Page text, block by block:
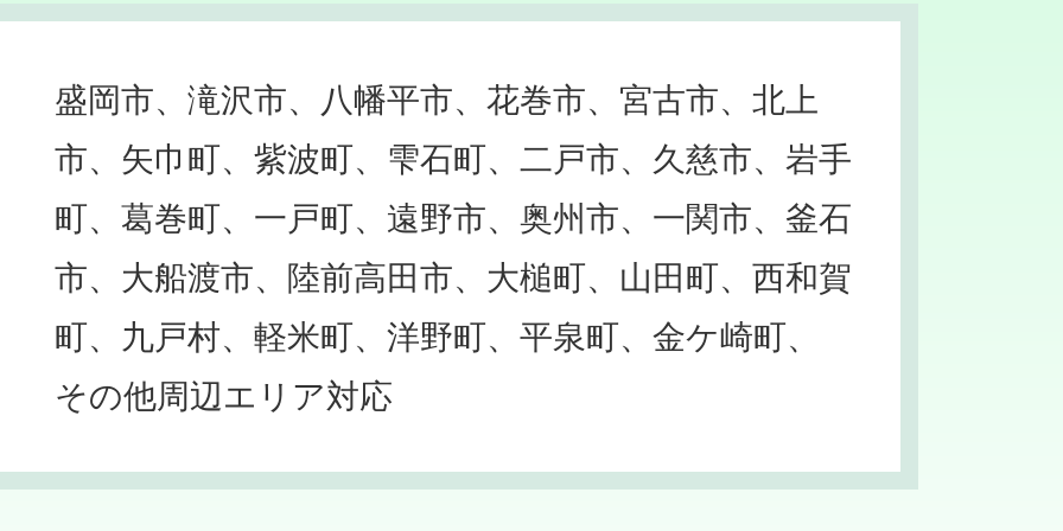
盛岡市、滝沢市、八幡平市、花巻市、宮古市、北上
市、矢巾町、紫波町、雫石町、二戸市、久慈市、岩手
町、葛巻町、一戸町、遠野市、奥州市、一関市、釜石
市、大船渡市、陸前高田市、大槌町、山田町、西和賀
町、九戸村、軽米町、洋野町、平泉町、金ケ崎町、
その他周辺エリア対応